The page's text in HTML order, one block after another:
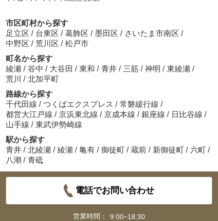
市区町村から探す
足立区 / 台東区 / 葛飾区 / 墨田区 / さいたま市南区 /
中野区 / 荒川区 / 松戸市
町名から探す
綾瀬 / 谷中 / 大谷田 / 東和 / 青井 / 三筋 / 神明 / 東綾瀬 /
荒川 / 北加平町
路線から探す
千代田線 / つくばエクスプレス / 常磐緩行線 /
都営大江戸線 / 京浜東北線 / 京成本線 / 銀座線 / 日比谷線 /
山手線 / 東武伊勢崎線
駅から探す
青井 / 北綾瀬 / 綾瀬 / 亀有 / 御徒町 / 蔵前 / 新御徒町 / 六町 /
八潮 / 青砥
電話でお問い合わせ
営業時間： 9:00~18:30